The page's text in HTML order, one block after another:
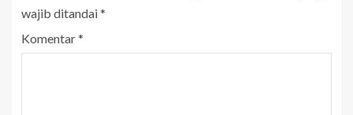
wajib ditandai*
Komentar*